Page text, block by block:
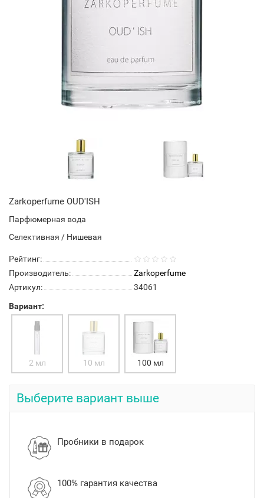
Zarkoperfume OUD'ISH
Парфюмерная вода
Селективная / Нишевая
Рейтинг:
Производитель:
Zarkoperfume
Артикул:
34061
Вариант:
2 мл 10 мл 100 мл
Выберите вариант выше
Пробники в подарок
100% гарантия качества